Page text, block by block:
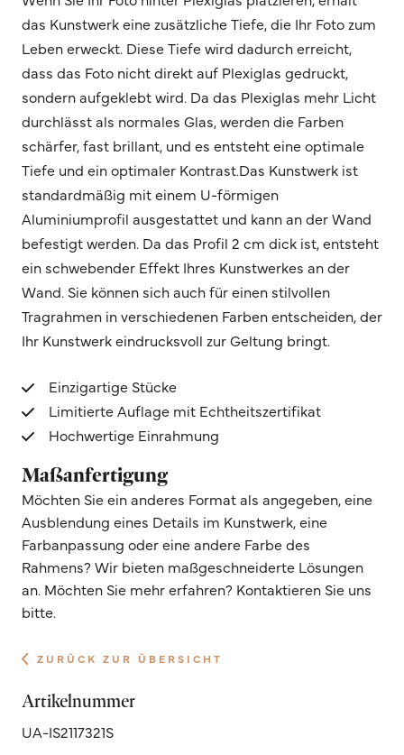
das Kunstwerk eine zusätzliche Tiefe, die Ihr Foto zum
Leben erweckt. Diese Tiefe wird dadurch erreicht,
dass das Foto nicht direkt auf Plexiglas gedruckt,
sondern aufgeklebt wird. Da das Plexiglas mehr Licht
durchlässt als normales Glas, werden die Farben
schärfer, fast brillant, und es entsteht eine optimale
Tiefe und ein optimaler Kontrast.Das Kunstwerk ist
standardmäßig mit einem U-förmigen
Aluminiumprofil ausgestattet und kann an der Wand
befestigt werden. Da das Profil 2 cm dick ist, entsteht
ein schwebender Effekt Ihres Kunstwerkes an der
Wand. Sie können sich auch für einen stilvollen
Tragrahmen in verschiedenen Farben entscheiden, der
Ihr Kunstwerk eindrucksvoll zur Geltung bringt.
Einzigartige Stücke
Limitierte Auflage mit Echtheitszertifikat
Hochwertige Einrahmung
Maßanfertigung
Möchten Sie ein anderes Format als angegeben, eine
Ausblendung eines Details im Kunstwerk, eine
Farbanpassung oder eine andere Farbe des
Rahmens? Wir bieten maßgeschneiderte Lösungen
an. Möchten Sie mehr erfahren? Kontaktieren Sie uns
bitte.
ZURÜCK ZUR ÜBERSICHT
Artikelnummer
UA-IS2117321S